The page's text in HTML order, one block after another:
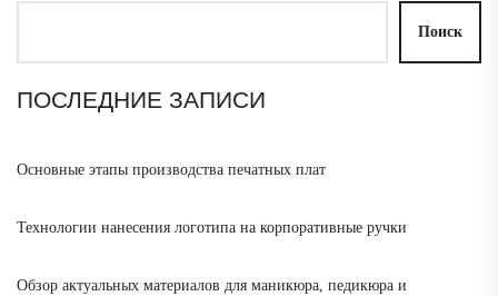
Поиск
ПОСЛЕДНИЕ ЗАПИСИ
Основные этапы производства печатных плат
Технологии нанесения логотипа на корпоративные ручки
Обзор актуальных материалов для маникюра, педикюра и